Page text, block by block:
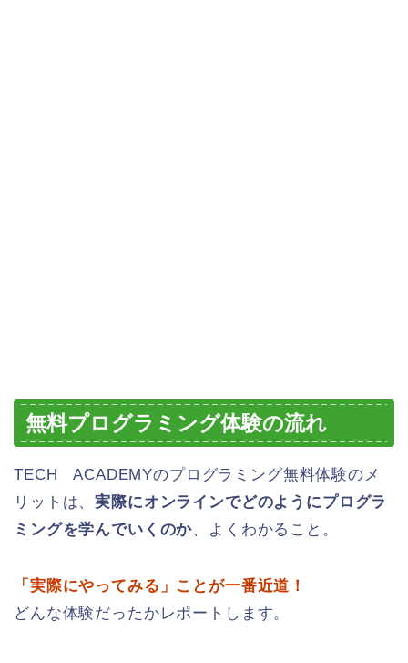
無料プログラミング体験の流れ
TECH ACADEMYのプログラミング無料体験のメ
リットは、実際にオンラインでどのようにプログラ
ミングを学んでいくのか、よくわかること。
「実際にやってみる」ことが一番近道！
どんな体験だったかレポートします。